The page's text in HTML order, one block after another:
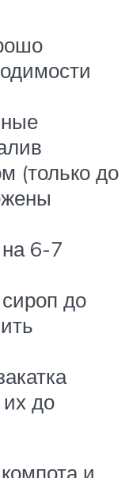
(только до
6-7
до
до
и